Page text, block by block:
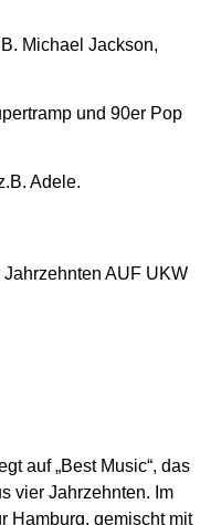
Michael Jackson,
und 90er Pop
Adele.
AUF UKW
auf „Best Music“, das
vier Jahrzehnten. Im
Hamburg, gemischt mit